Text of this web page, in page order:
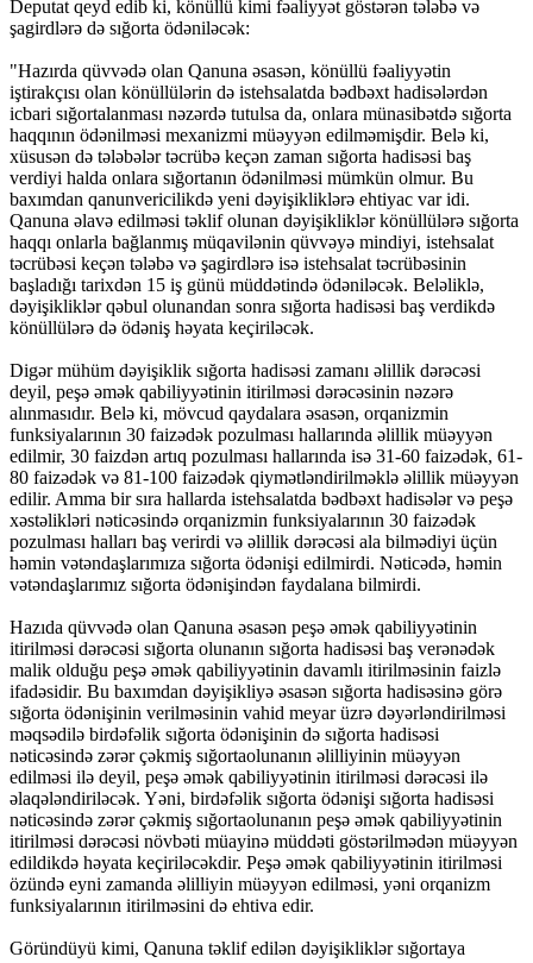
Deputat qeyd edib ki, könüllü kimi fəaliyyət göstərən tələbə və
şagirdlərə də sığorta ödəniləcək:
"Hazırda qüvvədə olan Qanuna əsasən, könüllü fəaliyyətin
iştirakçısı olan könüllülərin də istehsalatda bədbəxt hadisələrdən
icbari sığortalanması nəzərdə tutulsa da, onlara münasibətdə sığorta
haqqının ödənilməsi mexanizmi müəyyən edilməmişdir. Belə ki,
xüsusən də tələbələr təcrübə keçən zaman sığorta hadisəsi baş
verdiyi halda onlara sığortanın ödənilməsi mümkün olmur. Bu
baxımdan qanunvericilikdə yeni dəyişikliklərə ehtiyac var idi.
Qanuna əlavə edilməsi təklif olunan dəyişikliklər könüllülərə sığorta
haqqı onlarla bağlanmış müqavilənin qüvvəyə mindiyi, istehsalat
təcrübəsi keçən tələbə və şagirdlərə isə istehsalat təcrübəsinin
başladığı tarixdən 15 iş günü müddətində ödəniləcək. Beləliklə,
dəyişikliklər qəbul olunandan sonra sığorta hadisəsi baş verdikdə
könüllülərə də ödəniş həyata keçiriləcək.
Digər mühüm dəyişiklik sığorta hadisəsi zamanı əlillik dərəcəsi
deyil, peşə əmək qabiliyyətinin itirilməsi dərəcəsinin nəzərə
alınmasıdır. Belə ki, mövcud qaydalara əsasən, orqanizmin
funksiyalarının 30 faizədək pozulması hallarında əlillik müəyyən
edilmir, 30 faizdən artıq pozulması hallarında isə 31-60 faizədək, 61-
80 faizədək və 81-100 faizədək qiymətləndirilməklə əlillik müəyyən
edilir. Amma bir sıra hallarda istehsalatda bədbəxt hadisələr və peşə
xəstəlikləri nəticəsində orqanizmin funksiyalarının 30 faizədək
pozulması halları baş verirdi və əlillik dərəcəsi ala bilmədiyi üçün
həmin vətəndaşlarımıza sığorta ödənişi edilmirdi. Nəticədə, həmin
vətəndaşlarımız sığorta ödənişindən faydalana bilmirdi.
Hazıda qüvvədə olan Qanuna əsasən peşə əmək qabiliyyətinin
itirilməsi dərəcəsi sığorta olunanın sığorta hadisəsi baş verənədək
malik olduğu peşə əmək qabiliyyətinin davamlı itirilməsinin faizlə
ifadəsidir. Bu baxımdan dəyişikliyə əsasən sığorta hadisəsinə görə
sığorta ödənişinin verilməsinin vahid meyar üzrə dəyərləndirilməsi
məqsədilə birdəfəlik sığorta ödənişinin də sığorta hadisəsi
nəticəsində zərər çəkmiş sığortaolunanın əlilliyinin müəyyən
edilməsi ilə deyil, peşə əmək qabiliyyətinin itirilməsi dərəcəsi ilə
əlaqələndiriləcək. Yəni, birdəfəlik sığorta ödənişi sığorta hadisəsi
nəticəsində zərər çəkmiş sığortaolunanın peşə əmək qabiliyyətinin
itirilməsi dərəcəsi növbəti müayinə müddəti göstərilmədən müəyyən
edildikdə həyata keçiriləcəkdir. Peşə əmək qabiliyyətinin itirilməsi
özündə eyni zamanda əlilliyin müəyyən edilməsi, yəni orqanizm
funksiyalarının itirilməsini də ehtiva edir.
Göründüyü kimi, Qanuna təklif edilən dəyişikliklər sığortaya